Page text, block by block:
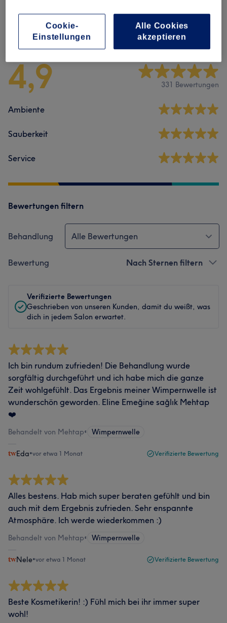
Salonbewertungen
4,9 331 Bewertungen
Ambiente
Sauberkeit
Service
Bewertungen filtern
Behandlung Alle Bewertungen
Bewertung Nach Sternen filtern
Verifizierte Bewertungen
Geschrieben von unseren Kunden, damit du weißt, was
dich in jedem Salon erwartet.
Ich bin rundum zufrieden! Die Behandlung wurde
sorgfältig durchgeführt und ich habe mich die ganze
Zeit wohlgefühlt. Das Ergebnis meiner Wimpernwelle ist
wunderschön geworden. Eline Emeğine sağlık Mehtap
❤️
Behandelt von Mehtap• Wimpernwelle
Eda•vor etwa 1 Monat Verifizierte Bewertung
Alles bestens. Hab mich super beraten gefühlt und bin
auch mit dem Ergebnis zufrieden. Sehr enspannte
Atmosphäre. Ich werde wiederkommen :)
Behandelt von Mehtap• Wimpernwelle
Nele•vor etwa 1 Monat Verifizierte Bewertung
Beste Kosmetikerin! :) Fühl mich bei ihr immer super
wohl!
Cookie-
Einstellungen
Alle Cookies
akzeptieren